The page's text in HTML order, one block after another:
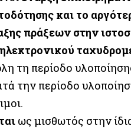
και το
πράξεων στην
τη περίοδο
την περίοδο
ως μισθωτός στην